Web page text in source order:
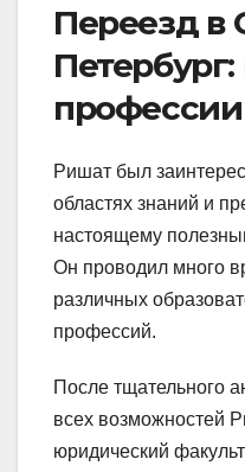
Переезд в
профессии
Ришат был
областях знаний и
настоящему
Он проводил много
различных
профессий.
После тщательного
всех возможностей
юридический